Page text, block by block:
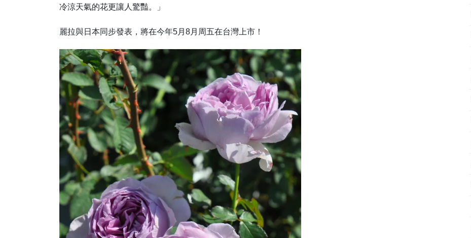
冷涼天氣的花更讓人驚豔。」
麗拉與日本同步發表，將在今年5月8月周五在台灣上市！